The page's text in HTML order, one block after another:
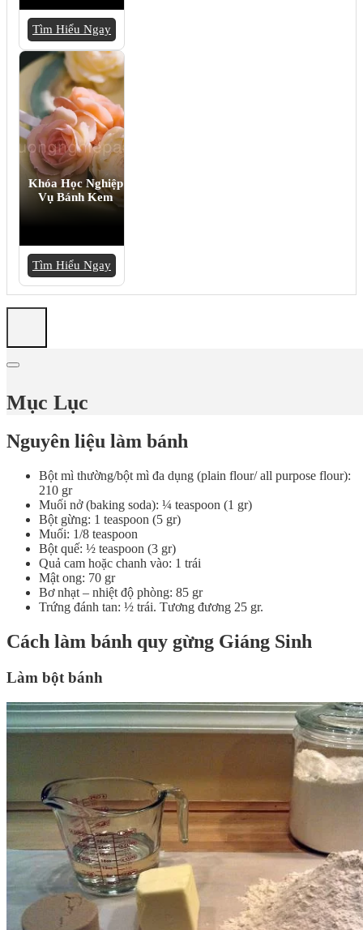
Tìm Hiểu Ngay
Khóa Học Nghiệp
Vụ Bánh Kem
Tìm Hiểu Ngay
Mục Lục
Nguyên liệu làm bánh
Bột mì thường/bột mì đa dụng (plain flour/ all purpose flour):
210 gr
Muối nở (baking soda): ¼ teaspoon (1 gr)
Bột gừng: 1 teaspoon (5 gr)
Muối: 1/8 teaspoon
Bột quế: ½ teaspoon (3 gr)
Quả cam hoặc chanh vào: 1 trái
Mật ong: 70 gr
Bơ nhạt – nhiệt độ phòng: 85 gr
Trứng đánh tan: ½ trái. Tương đương 25 gr.
Cách làm bánh quy gừng Giáng Sinh
Làm bột bánh